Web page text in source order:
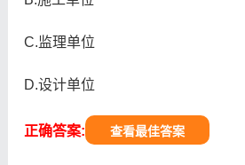
C.监理单位
D.设计单位
正确答案: 查看最佳答案